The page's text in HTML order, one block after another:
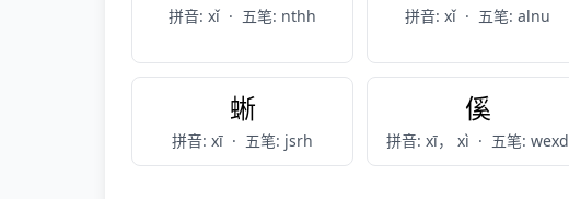
拼音: xǐ · 五笔: nthh 拼音: xǐ · 五笔: alnu
蜥
拼音: xī · 五笔: jsrh
傒
拼音: xī， xì · 五笔: wexd